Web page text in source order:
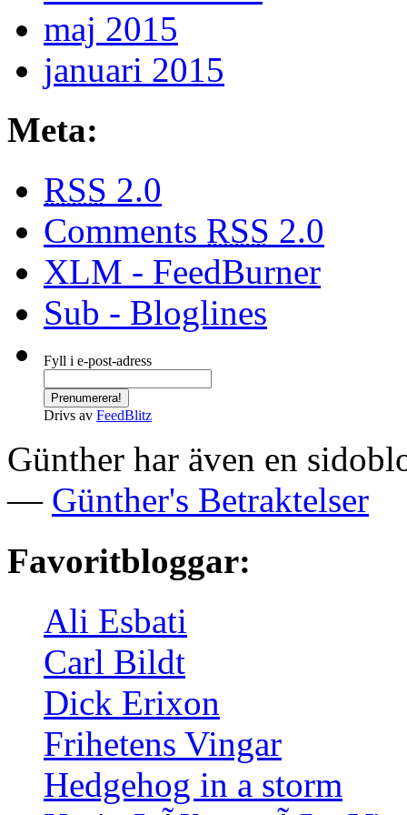
maj 2015
januari 2015
Meta:
RSS 2.0
Comments RSS 2.0
XLM - FeedBurner
Sub - Bloglines
Fyll i e-post-adress
Drivs av FeedBlitz
Günther har även en
— Günther's Betraktelser
Favoritbloggar:
Ali Esbati
Carl Bildt
Dick Erixon
Frihetens Vingar
Hedgehog in a storm